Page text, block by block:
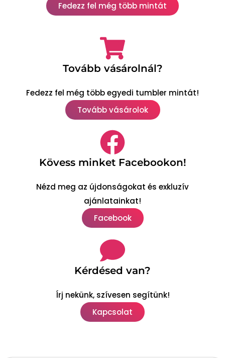
Fedezz fel még több mintát
Tovább vásárolnál?
Fedezz fel még több egyedi tumbler mintát!
Tovább vásárolok
Kövess minket Facebookon!
Nézd meg az újdonságokat és exkluzív
ajánlatainkat!
Facebook
Kérdésed van?
Írj nekünk, szívesen segítünk!
Kapcsolat